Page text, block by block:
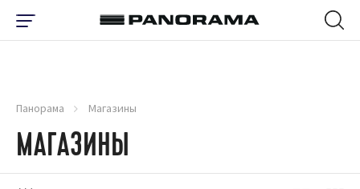
Панорама Магазины
МАГАЗИНЫ